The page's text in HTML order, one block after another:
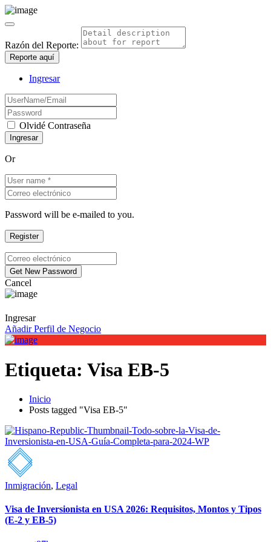
Razón del Reporte:
Reporte aquí
Ingresar
Olvidé Contraseña
Or
Password will be e-mailed to you.
Cancel
Ingresar
Añadir Perfil de Negocio
Etiqueta: Visa EB-5
Inicio
Posts tagged "Visa EB-5"
Inmigración, Legal
Visa de Inversionista en USA 2026: Requisitos, Montos y Tipos
(E-2 y EB-5)